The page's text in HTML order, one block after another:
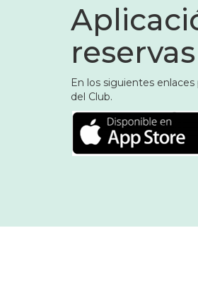
reservas
En los siguientes
del Club.